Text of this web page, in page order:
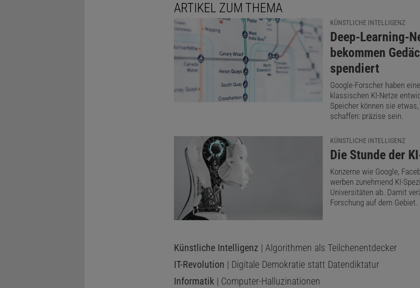
vor einer Brücke plötzlich seitwärts ausscherte. Nur durch einen
ins Lenkrad konnte Pomerleau einen Crash verhindern.
Wieder zurück im Labor, versuchte er zu ermitteln, was den
Abwege geführt hatte. "Das war Teil meiner Doktorarbeit: die
und herauszufinden, was das Gerät denkt", erklärt Pomerlau.
dem Rechner ein "neuronales Netz" einprogrammiert - ein
künstlichen Intelligenz (KI), das sich am Aufbau des
als die Standardalgorithmen jener Zeit.
Ebenso undurchsichtig wie das Gehirn
Leider sind solche Netze aber auch ebenso undurchsichtig wie
das Gelernte fein säuberlich als Datenblock im digitalen Speicher
verteilen sie die Informationen in einer Art und Weise, die
Software auf verschiedene visuelle Reize eingehend untersucht
das Problem ausfindig machen: Das neuronale Netz hatte
ARTIKEL ZUM THEMA
KÜNSTLICHE INTELLIGENZ
:
Deep-Learning-
bekommen
spendiert
Google-Forscher haben
klassischen KI-Netze
Speicher können sie
schaffen: präzise sein.
KÜNSTLICHE INTELLIGENZ
:
Die Stunde der
Konzerne wie Google,
werben zunehmend KI-
Universitäten ab. Damit
Forschung auf dem Gebiet.
Künstliche Intelligenz | Algorithmen als Teilchenentdecker
IT-Revolution | Digitale Demokratie statt Datendiktatur
Informatik| Computer-Halluzinationen